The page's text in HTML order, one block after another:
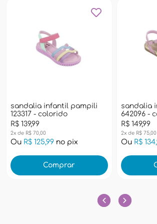
sandalia infantil pampili
123317 - colorido
R$ 139,99
2x de R$ 70,00
Ou R$ 125,99 no pix
Comprar
sandalia
642096 -
R$ 149,99
2x de R$ 75,00
Ou R$